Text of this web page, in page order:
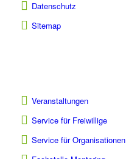
Datenschutz
Sitemap
Veranstaltungen
Service für Freiwillige
Service für Organisationen